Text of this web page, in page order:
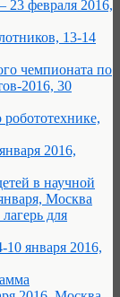
февраля 2016,
13-14
чемпионата по
2016, 30
2016,
в научной
Москва
для
января 2016,